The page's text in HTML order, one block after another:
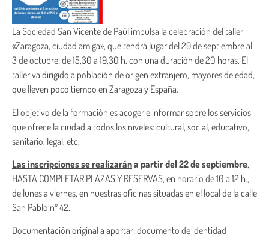
La Sociedad San Vicente de Paúl impulsa la celebración del taller
«Zaragoza, ciudad amiga», que tendrá lugar del 29 de septiembre al
3 de octubre; de 15,30 a 19,30 h. con una duración de 20 horas. El
taller va dirigido a población de origen extranjero, mayores de edad,
que lleven poco tiempo en Zaragoza y España.
El objetivo de la formación es acoger e informar sobre los servicios
que ofrece la ciudad a todos los niveles: cultural, social, educativo,
sanitario, legal, etc.
Las inscripciones se realizarána partir del 22 de septiembre,
HASTA COMPLETAR PLAZAS Y RESERVAS, en horario de 10 a 12 h.,
de lunes a viernes, en nuestras oficinas situadas en el local de la calle
San Pablo nº 42.
Documentación original a aportar: documento de identidad